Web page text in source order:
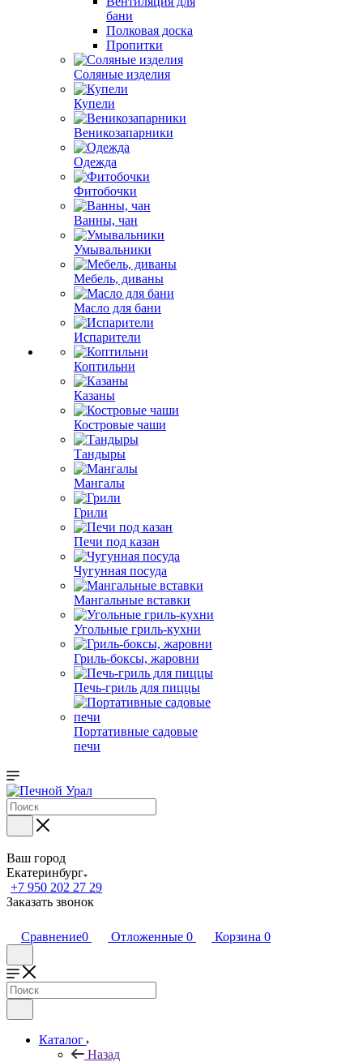
бани
Полковая доска
Пропитки
Соляные изделия
Купели
Веникозапарники
Одежда
Фитобочки
Ванны, чан
Умывальники
Мебель, диваны
Масло для бани
Испарители
Коптильни
Казаны
Костровые чаши
Тандыры
Мангалы
Грили
Печи под казан
Чугунная посуда
Мангальные вставки
Угольные гриль-кухни
Гриль-боксы, жаровни
Печь-гриль для пиццы
Портативные садовые
печи
Ваш город
Екатеринбург
+7 950 202 27 29
Заказать звонок
Сравнение0 Отложенные 0 Корзина 0
Каталог
Назад